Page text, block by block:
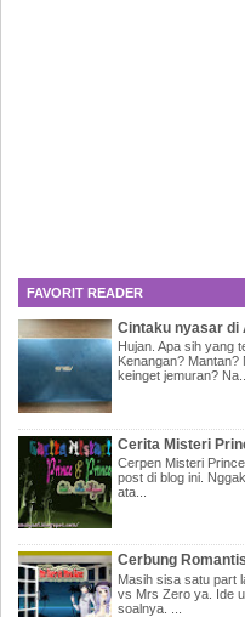
FAVORIT READER
Cintaku nyasar di
Hujan. Apa sih yang
Kenangan?
keinget jemuran? Na...
Cerita Misteri
Cerpen Misteri
post di blog ini.
ata...
Cerbung
Masih sisa satu part
vs Mrs Zero ya. Ide
soalnya. ...